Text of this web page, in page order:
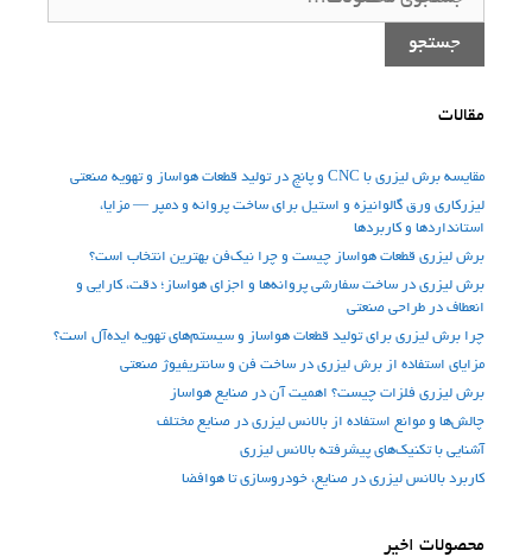
برای:
جستجو
مقالات
مقایسه برش لیزری با CNC و پانچ در تولید قطعات هواساز و تهویه صنعتی
لیزرکاری ورق گالوانیزه و استیل برای ساخت پروانه و دمپر — مزایا،
استانداردها و کاربردها
برش لیزری قطعات هواساز چیست و چرا نیک‌فن بهترین انتخاب است؟
برش لیزری در ساخت سفارشی پروانه‌ها و اجزای هواساز؛ دقت، کارایی و
انعطاف در طراحی صنعتی
چرا برش لیزری برای تولید قطعات هواساز و سیستم‌های تهویه ایده‌آل است؟
مزایای استفاده از برش لیزری در ساخت فن‌ و سانتریفیوژ صنعتی
برش لیزری فلزات چیست؟ اهمیت آن در صنایع هواساز
چالش‌ها و موانع استفاده از بالانس لیزری در صنایع مختلف
آشنایی با تکنیک‌های پیشرفته بالانس لیزری
کاربرد بالانس لیزری در صنایع، خودروسازی تا هوافضا
محصولات اخیر